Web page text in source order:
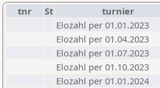
tnr St turnier
Elozahl per 01.01.2023
Elozahl per 01.04.2023
Elozahl per 01.07.2023
Elozahl per 01.10.2023
Elozahl per 01.01.2024